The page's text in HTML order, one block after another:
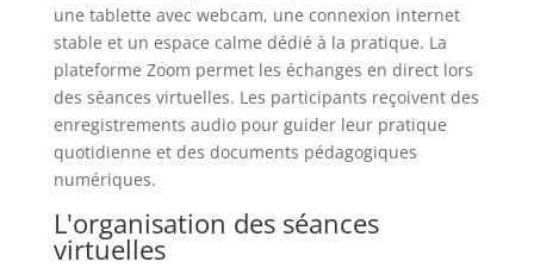
une tablette avec webcam, une connexion internet
stable et un espace calme dédié à la pratique. La
plateforme Zoom permet les échanges en direct lors
des séances virtuelles. Les participants reçoivent des
enregistrements audio pour guider leur pratique
quotidienne et des documents pédagogiques
numériques.
L'organisation des séances
virtuelles